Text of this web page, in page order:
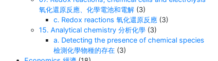
氧化還原反應、化學電池和電解 (3)
c. Redox reactions 氧化還原反應 (3)
15. Analytical chemistry 分析化學 (3)
a. Detecting the presence of chemical species
檢測化學物種的存在 (3)